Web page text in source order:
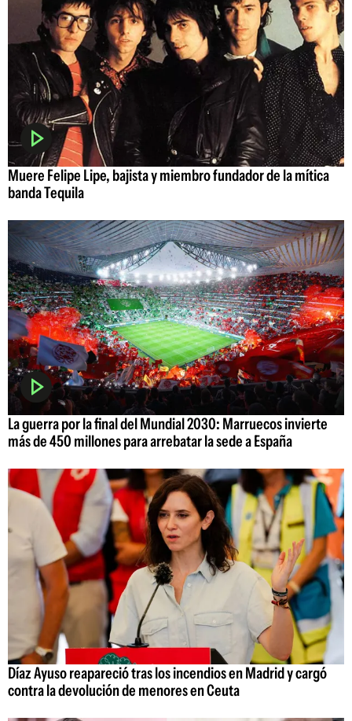
Muere Felipe Lipe, bajista y miembro fundador de la mítica
banda Tequila
La guerra por la final del Mundial 2030: Marruecos invierte
más de 450 millones para arrebatar la sede a España
Díaz Ayuso reapareció tras los incendios en Madrid y cargó
contra la devolución de menores en Ceuta